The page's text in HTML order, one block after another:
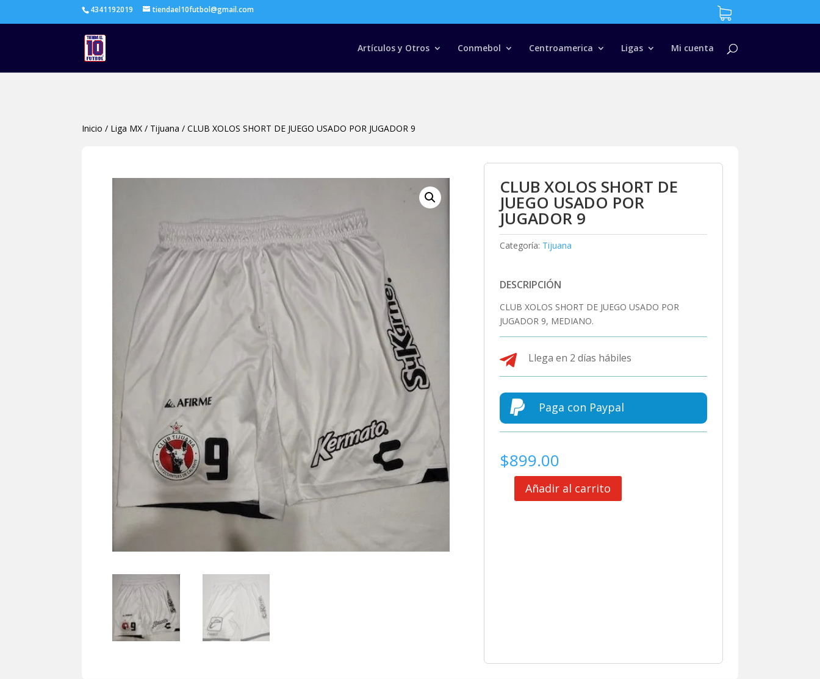
4341192019 tiendael10futbol@gmail.com
Artículos y Otros Conmebol Centroamerica Ligas Mi cuenta
Búsqueda
productos
Inicio / Liga MX / Tijuana /CLUB XOLOS SHORT DE JUEGO USADO POR JUGADOR 9
CLUB XOLOS SHORT DE
JUEGO USADO POR
JUGADOR 9
Categoría: Tijuana
DESCRIPCIÓN
CLUB XOLOS SHORT DE JUEGO USADO POR
JUGADOR 9, MEDIANO.
 Llega en 2 días hábiles
 Paga con Paypal
$899.00
Añadir al carrito